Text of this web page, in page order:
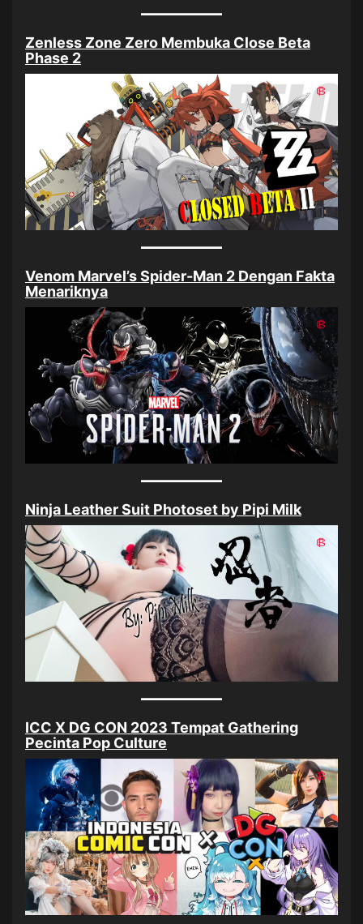
Zenless Zone Zero Membuka Close Beta
Phase 2
Venom Marvel’s Spider-Man 2 Dengan Fakta
Menariknya
Ninja Leather Suit Photoset by Pipi Milk
ICC X DG CON 2023 Tempat Gathering
Pecinta Pop Culture